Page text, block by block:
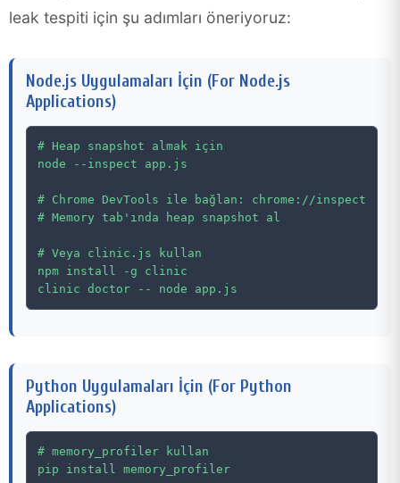
leak tespiti için şu adımları öneriyoruz:
Node.js Uygulamaları İçin (For Node.js
Applications)
# Heap snapshot almak için
node --inspect app.js
# Chrome DevTools ile bağlan: chrome://inspect
# Memory tab'ında heap snapshot al
# Veya clinic.js kullan
npm install -g clinic
Python Uygulamaları İçin (For Python
Applications)
# memory_profiler kullan
pip install memory_profiler